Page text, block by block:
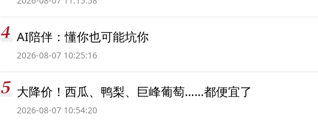
AI陪伴：懂你也可能坑你
2026-08-07 10:25:16
大降价！西瓜、鸭梨、巨峰葡萄……都便宜了
2026-08-07 10:54:20